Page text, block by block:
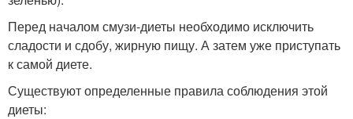
Перед началом смузи-диеты необходимо исключить
сладости и сдобу, жирную пищу. А затем уже приступать
к самой диете.
Существуют определенные правила соблюдения этой
диеты: